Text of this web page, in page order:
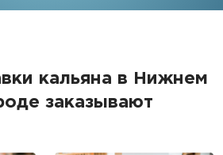
кальяна в Нижнем
заказывают